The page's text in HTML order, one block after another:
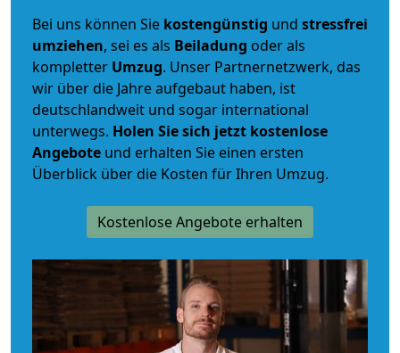
Bei uns können Sie kostengünstig und stressfrei
umziehen, sei es als Beiladung oder als
kompletter Umzug. Unser Partnernetzwerk, das
wir über die Jahre aufgebaut haben, ist
deutschlandweit und sogar international
unterwegs. Holen Sie sich jetzt kostenlose
Angebote und erhalten Sie einen ersten
Überblick über die Kosten für Ihren Umzug.
Kostenlose Angebote erhalten